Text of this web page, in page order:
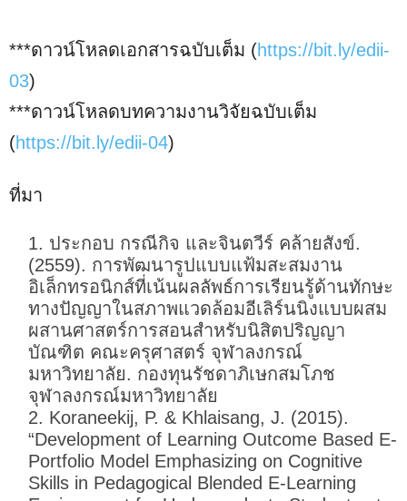
***ดาวน์โหลดเอกสารฉบับเต็ม (https://bit.ly/edii-
03)
***ดาวน์โหลดบทความงานวิจัยฉบับเต็ม
(https://bit.ly/edii-04)
ที่มา
ประกอบ กรณีกิจ และจินตวีร์ คล้ายสังข์.
(2559). การพัฒนารูปแบบแฟ้มสะสมงาน
อิเล็กทรอนิกส์ที่เน้นผลลัพธ์การเรียนรู้ด้านทักษะ
ทางปัญญาในสภาพแวดล้อมอีเลิร์นนิงแบบผสม
ผสานศาสตร์การสอนสำหรับนิสิตปริญญา
บัณฑิต คณะครุศาสตร์ จุฬาลงกรณ์
มหาวิทยาลัย. กองทุนรัชดาภิเษกสมโภช
จุฬาลงกรณ์มหาวิทยาลัย
Koraneekij, P. & Khlaisang, J. (2015).
“Development of Learning Outcome Based E-
Portfolio Model Emphasizing on Cognitive
Skills in Pedagogical Blended E-Learning